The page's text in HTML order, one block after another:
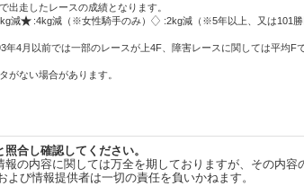
走したレースの成績となります。
減 :4kg減（※女性騎手のみ）
:2kg減（※5年以上、又は101
4月以前では一部のレースが上4F、障害レースに関しては平均F
がない場合があります。
合し確認してください。
の内容に関しては万全を期しておりますが、その内
び情報提供者は一切の責任を負いかねます。